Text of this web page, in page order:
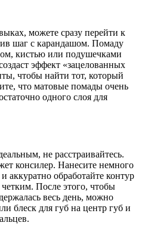
можете сразу перейти к
шаг с карандашом. Помаду
кистью или подушечками
эффект «зацелованных
чтобы найти тот, который
что матовые помады очень
одного слоя для
не расстраивайтесь.
консилер. Нанесите немного
аккуратно обработайте контур
четким. После этого, чтобы
весь день, можно
блеск для губ на центр губ и